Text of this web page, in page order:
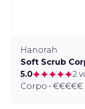
Hanorah
Soft Scrub
5.0
2
Corpo • €€€€€